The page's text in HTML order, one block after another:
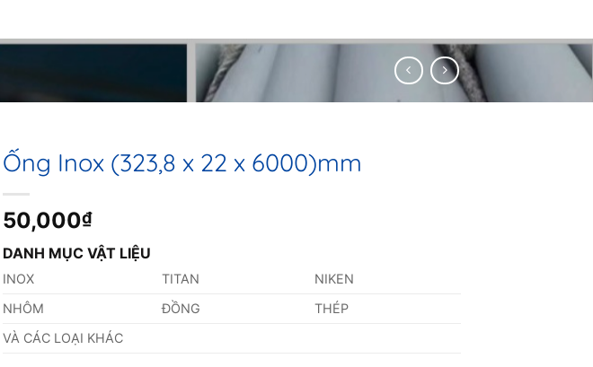
Ống Inox (323,8 x 22 x 6000)mm
50,000₫
DANH MỤC VẬT LIỆU
INOX TITAN
NIKEN
NHÔM
ĐỒNG
THÉP
VÀ CÁC LOẠI KHÁC